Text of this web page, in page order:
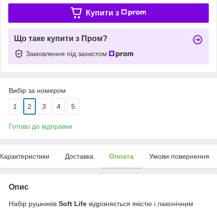
Купити з
Що таке купити з Пром?
Замовлення під захистом
Вибір за номером
1 2 3 4 5
Готово до відправки
Доставка Оплата Умови повернення
Опис
Набір рушників Soft Life відрізняється якістю і лаконічним